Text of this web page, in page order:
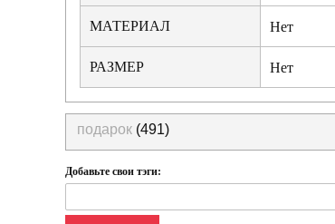
МАТЕРИАЛ Нет
РАЗМЕР Нет
подарок (491)
Добавьте свои тэги: